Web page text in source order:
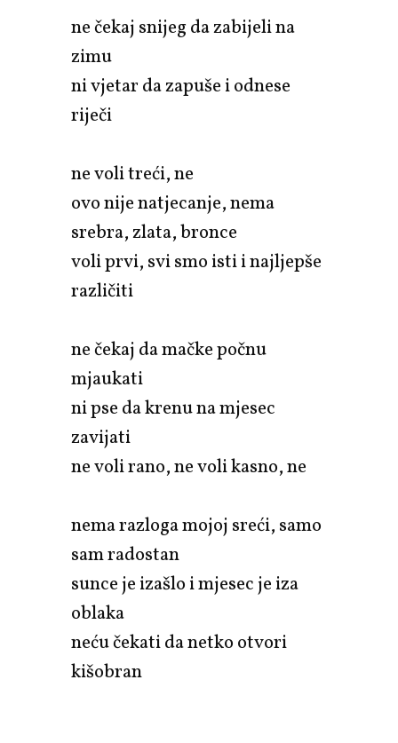
ne čekaj snijeg da zabijeli na
zimu
ni vjetar da zapuše i odnese
riječi
ne voli treći, ne
ovo nije natjecanje, nema
srebra, zlata, bronce
voli prvi, svi smo isti i najljepše
različiti
ne čekaj da mačke počnu
mjaukati
ni pse da krenu na mjesec
zavijati
ne voli rano, ne voli kasno, ne
nema razloga mojoj sreći, samo
sam radostan
sunce je izašlo i mjesec je iza
oblaka
neću čekati da netko otvori
kišobran